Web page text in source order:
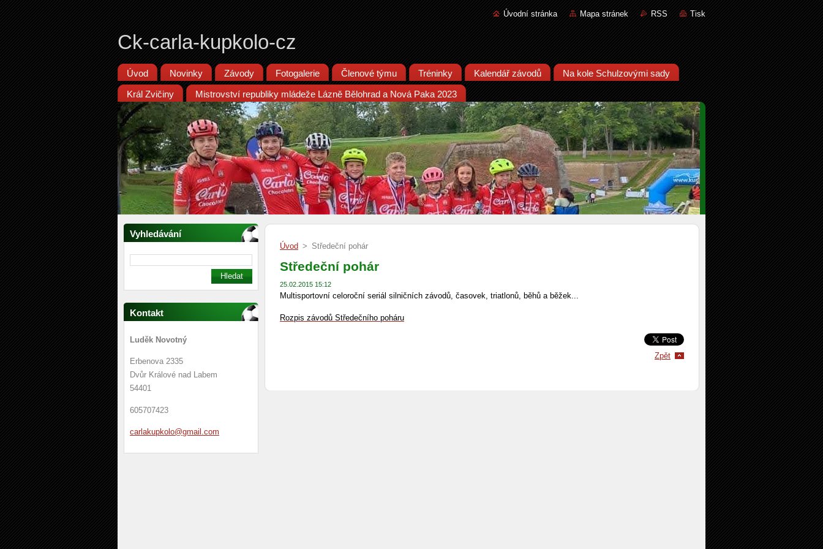
Úvodní stránka Mapa stránek RSS Tisk
Ck-carla-kupkolo-cz
Úvod Novinky Závody Fotogalerie Členové týmu Tréninky Kalendář závodů Na kole Schulzovými sady
Král Zvičiny Mistrovství republiky mládeže Lázně Bělohrad a Nová Paka 2023
Vyhledávání
Kontakt
Luděk Novotný
Erbenova 2335
Dvůr Králové nad Labem
54401
605707423
carlakupkolo@gmail.com
Úvod > Středeční pohár
Středeční pohár
25.02.2015 15:12
Multisportovní celoroční seriál silničních závodů, časovek, triatlonů, běhů a běžek...
Rozpis závodů Středečního poháru
Zpět